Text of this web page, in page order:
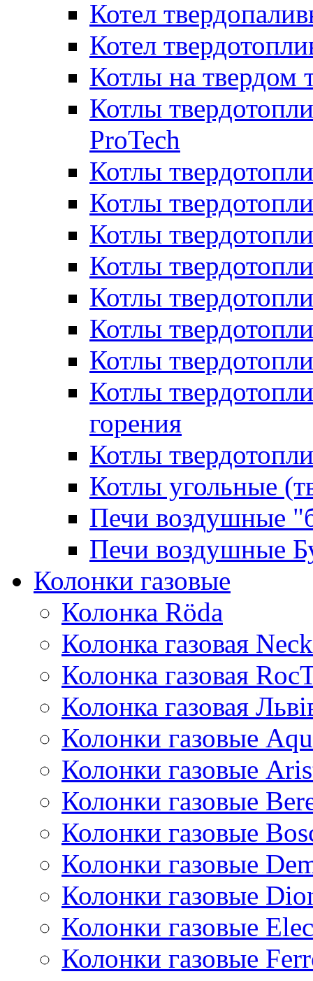
Котел
Котел
Котлы на твердом
Котлы
ProTech
Котлы
Котлы
Котлы
Котлы
Котлы
Котлы
Котлы
Котлы
горения
Котлы
Котлы угольные
Печи воздушные
Печи воздушные
Колонки газовые
Колонка Rӧda
Колонка газовая
Колонка газовая
Колонка газовая
Колонки газовые
Колонки газовые
Колонки газовые
Колонки газовые
Колонки газовые
Колонки газовые
Колонки газовые
Колонки газовые